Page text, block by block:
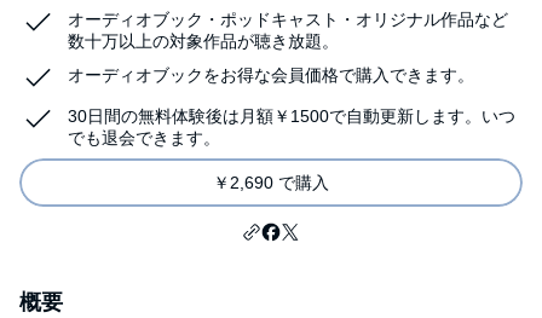
オーディオブック・ポッドキャスト・オリジナル作品など
数十万以上の対象作品が聴き放題。
オーディオブックをお得な会員価格で購入できます。
30日間の無料体験後は月額￥1500で自動更新します。いつ
でも退会できます。
￥2,690 で購入
概要